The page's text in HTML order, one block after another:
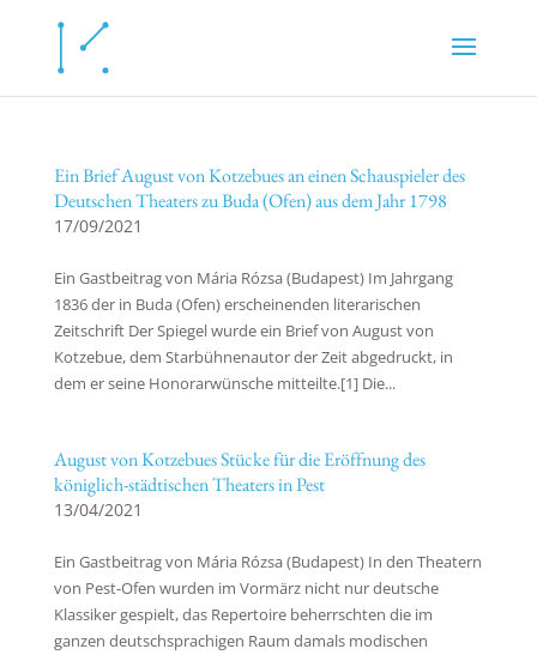
Ein Brief August von Kotzebues an einen Schauspieler des
Deutschen Theaters zu Buda (Ofen) aus dem Jahr 1798
17/09/2021
Ein Gastbeitrag von Mária Rózsa (Budapest) Im Jahrgang
1836 der in Buda (Ofen) erscheinenden literarischen
Zeitschrift Der Spiegel wurde ein Brief von August von
Kotzebue, dem Starbühnenautor der Zeit abgedruckt, in
dem er seine Honorarwünsche mitteilte.[1] Die...
August von Kotzebues Stücke für die Eröffnung des
königlich-städtischen Theaters in Pest
13/04/2021
Ein Gastbeitrag von Mária Rózsa (Budapest) In den Theatern
von Pest-Ofen wurden im Vormärz nicht nur deutsche
Klassiker gespielt, das Repertoire beherrschten die im
ganzen deutschsprachigen Raum damals modischen